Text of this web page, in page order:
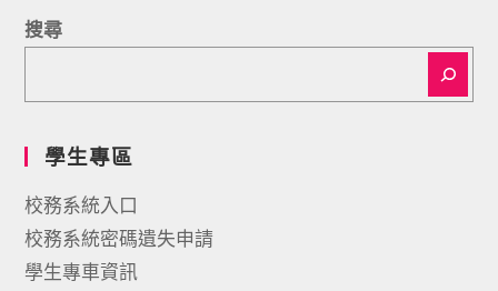
搜尋
學生專區
校務系統入口
校務系統密碼遺失申請
學生專車資訊